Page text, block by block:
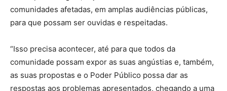
comunidades afetadas, em amplas audiências públicas,
para que possam ser ouvidas e respeitadas.
“Isso precisa acontecer, até para que todos da
comunidade possam expor as suas angústias e, também,
as suas propostas e o Poder Público possa dar as
respostas aos problemas apresentados, chegando a uma